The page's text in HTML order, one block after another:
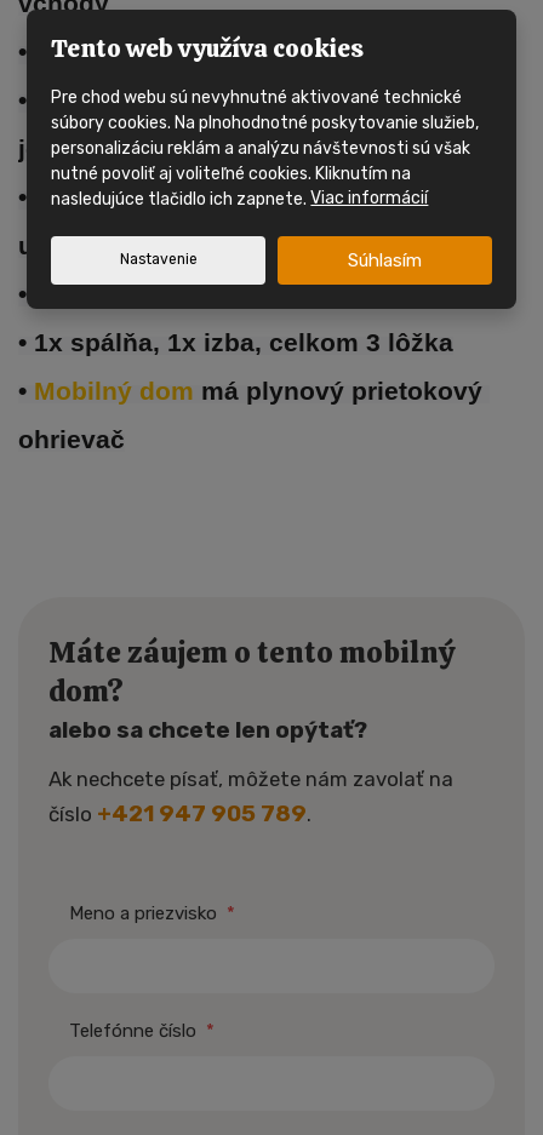
• Jednoduché sklá v celom dome
• Obývacia izba, kuchynská linka,
jedálenský kút
• Kúpeľňa so sprchovacím kútom a
umývadlom
• Samostatné WC
• 1x spálňa, 1x izba, celkom 3 lôžka
• Mobilný dom má plynový prietokový
ohrievač
Máte záujem o tento mobilný
dom?
alebo sa chcete len opýtať?
Ak nechcete písať, môžete nám zavolať na
číslo +421 947 905 789.
Meno a priezvisko *
Telefónne číslo *
Tento web využíva cookies
Pre chod webu sú nevyhnutné aktivované technické
súbory cookies. Na plnohodnotné poskytovanie služieb,
personalizáciu reklám a analýzu návštevnosti sú však
nutné povoliť aj voliteľné cookies. Kliknutím na
nasledujúce tlačidlo ich zapnete.Viac informácií
Nastavenie Súhlasím